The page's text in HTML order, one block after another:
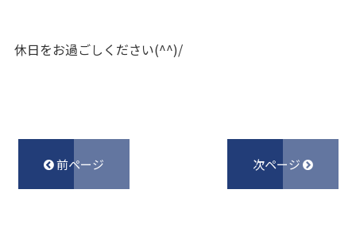
休日をお過ごしください(^^)/
前ページ 次ページ